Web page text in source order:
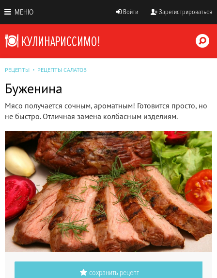
МЕНЮ Войти Зарегистрироваться
РЕЦЕПТЫ РЕЦЕПТЫ САЛАТОВ
Буженина
Мясо получается сочным, ароматным! Готовится просто, но
не быстро. Отличная замена колбасным изделиям.
сохранить рецепт